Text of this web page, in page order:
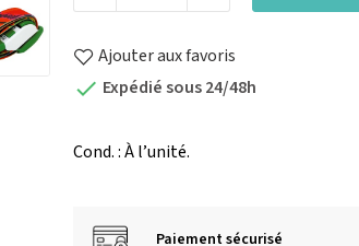
Ajouter aux favoris
 Expédié sous 24/48h
Cond. : À l’unité.
Paiement sécurisé